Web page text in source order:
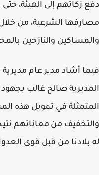
زكاتهم إلى الهيئة،
الشرعية، من خلال
والنازحين
أشاد مدير عام
صالح غالب بجهود
في تمويل هذه
من معاناتهم
من قبل قوى العدوان